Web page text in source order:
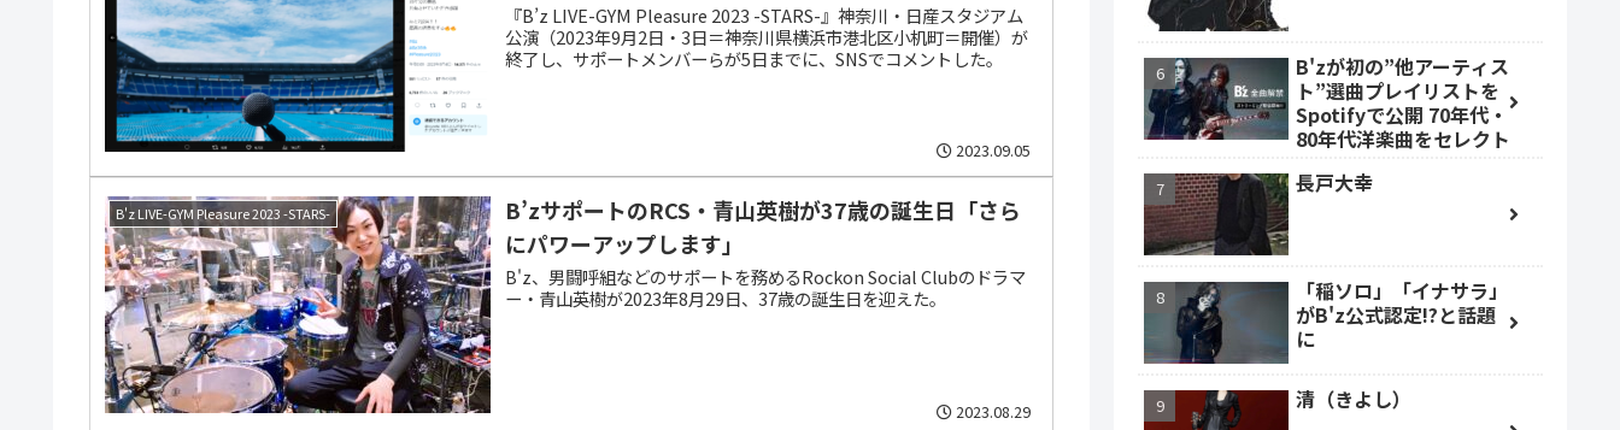
『B’z LIVE-GYM Pleasure 2023 -STARS-』神奈川・日産スタジアム
公演（2023年9月2日・3日＝神奈川県横浜市港北区小机町＝開催）が
終了し、サポートメンバーらが5日までに、SNSでコメントした。
2023.09.05
B'z LIVE-GYM Pleasure 2023 -STARS-
B’zサポートのRCS・青山英樹が37歳の誕生日「さら
にパワーアップします」
B'z、男闘呼組などのサポートを務めるRockon Social Clubのドラマ
ー・青山英樹が2023年8月29日、37歳の誕生日を迎えた。
2023.08.29
B'zが初の”他アーティス
ト”選曲プレイリストを
Spotifyで公開 70年代・
80年代洋楽曲をセレクト
長戸大幸
「稲ソロ」「イナサラ」
がB'z公式認定!?と話題
に
清（きよし）